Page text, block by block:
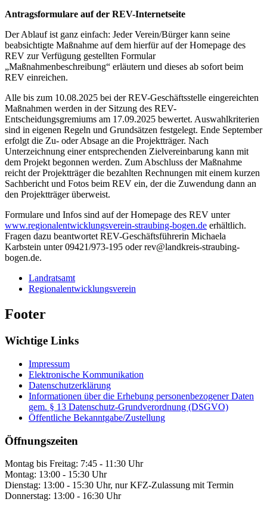
Antragsformulare auf der REV-Internetseite
Der Ablauf ist ganz einfach: Jeder Verein/Bürger kann seine
beabsichtigte Maßnahme auf dem hierfür auf der Homepage des
REV zur Verfügung gestellten Formular
„Maßnahmenbeschreibung“ erläutern und dieses ab sofort beim
REV einreichen.
Alle bis zum 10.08.2025 bei der REV-Geschäftsstelle eingereichten
Maßnahmen werden in der Sitzung des REV-
Entscheidungsgremiums am 17.09.2025 bewertet. Auswahlkriterien
sind in eigenen Regeln und Grundsätzen festgelegt. Ende September
erfolgt die Zu- oder Absage an die Projektträger. Nach
Unterzeichnung einer entsprechenden Zielvereinbarung kann mit
dem Projekt begonnen werden. Zum Abschluss der Maßnahme
reicht der Projektträger die bezahlten Rechnungen mit einem kurzen
Sachbericht und Fotos beim REV ein, der die Zuwendung dann an
den Projektträger überweist.
Formulare und Infos sind auf der Homepage des REV unter
www.regionalentwicklungsverein-straubing-bogen.de erhältlich.
Fragen dazu beantwortet REV-Geschäftsführerin Michaela
Karbstein unter 09421/973-195 oder rev@landkreis-straubing-
bogen.de.
Landratsamt
Regionalentwicklungsverein
Footer
Wichtige Links
Impressum
Elektronische Kommunikation
Datenschutzerklärung
Informationen über die Erhebung personenbezogener Daten
gem. § 13 Datenschutz-Grundverordnung (DSGVO)
Öffentliche Bekanntgabe/Zustellung
Öffnungszeiten
Montag bis Freitag: 7:45 - 11:30 Uhr
Montag: 13:00 - 15:30 Uhr
Dienstag: 13:00 - 15:30 Uhr, nur KFZ-Zulassung mit Termin
Donnerstag: 13:00 - 16:30 Uhr